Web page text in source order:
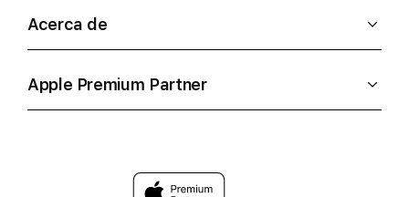
Acerca de
Apple Premium Partner